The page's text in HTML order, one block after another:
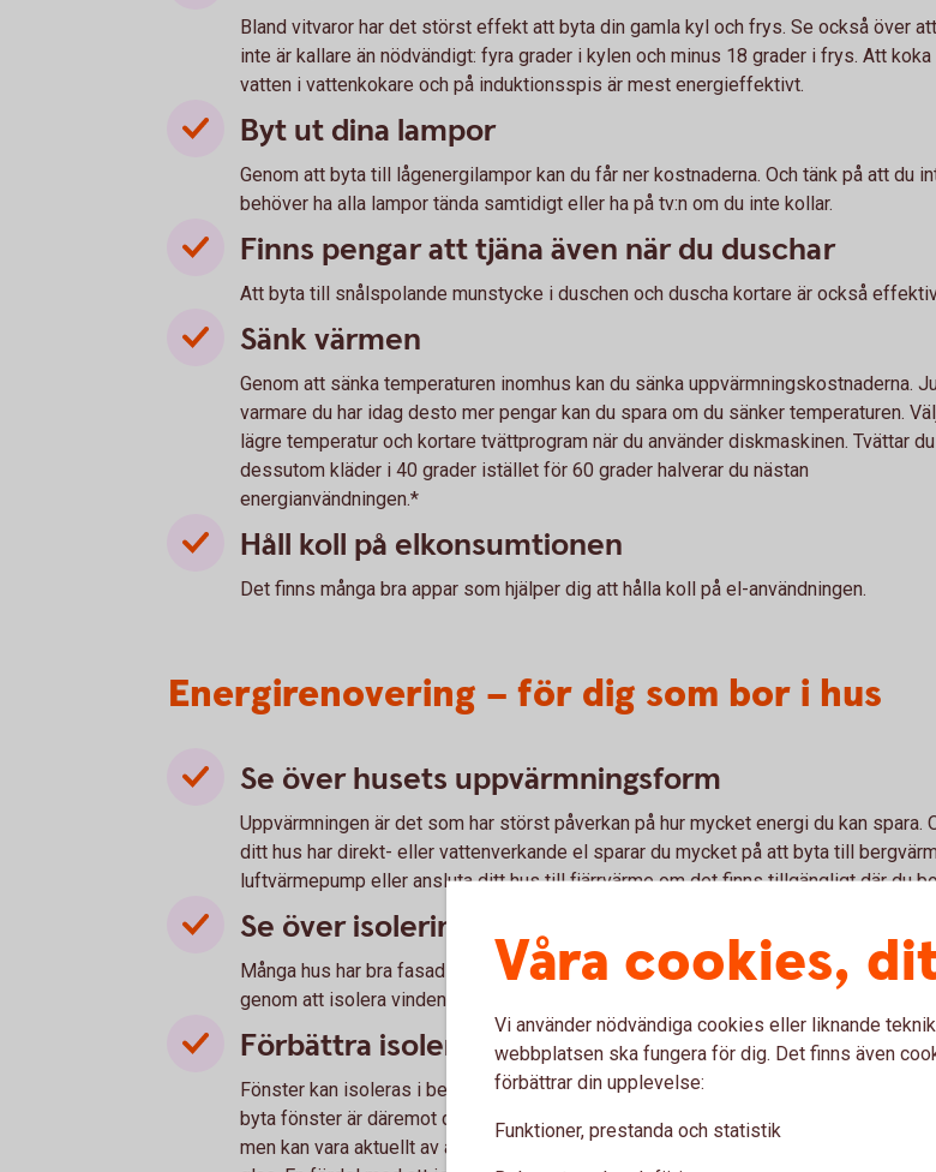
Bland vitvaror har det störst effekt att byta din gamla kyl och frys. Se också över
inte är kallare än nödvändigt: fyra grader i kylen och minus 18 grader i frys. Att koka
vatten i vattenkokare och på induktionsspis är mest energieffektivt.
Byt ut dina lampor
Genom att byta till lågenergilampor kan du får ner kostnaderna. Och tänk på att du
behöver ha alla lampor tända samtidigt eller ha på tv:n om du inte kollar.
Finns pengar att tjäna även när du duschar
Att byta till snålspolande munstycke i duschen och duscha kortare är också
Sänk värmen
Genom att sänka temperaturen inomhus kan du sänka uppvärmningskostnaderna. Ju
varmare du har idag desto mer pengar kan du spara om du sänker temperaturen.
lägre temperatur och kortare tvättprogram när du använder diskmaskinen. Tvättar du
dessutom kläder i 40 grader istället för 60 grader halverar du nästan
energianvändningen.*
Håll koll på elkonsumtionen
Det finns många bra appar som hjälper dig att hålla koll på el-användningen.
Energirenovering – för dig som bor i hus
Se över husets uppvärmningsform
Uppvärmningen är det som har störst påverkan på hur mycket energi du kan spara.
ditt hus har direkt- eller vattenverkande el sparar du mycket på att byta till
luftvärmepump eller ansluta ditt hus till fjärrvärme om det finns tillgängligt där du
Se över isolering av vind och fasad
Många hus har bra fasadisolering, även äldre hus, men många har ”läckande” vindar
genom att isolera vinden kan du spara energi.
Förbättra isolering av dörrar och fönster
Fönster kan isoleras i befintligt skick genom att sätta in ett lågenergiglas på
byta fönster är däremot dyrt och lönar sig sällan från ett
men kan vara aktuellt av andra skäl och då kan du passa på att sätta in
Våra cookies,
Vi använder nödvändiga cookies eller liknande
webbplatsen ska fungera för dig. Det finns även
förbättrar din upplevelse:
Funktioner, prestanda och statistik